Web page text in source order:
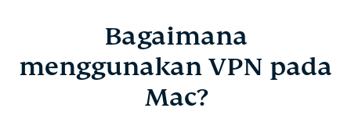
Bagaimana
menggunakan VPN pada
Mac?